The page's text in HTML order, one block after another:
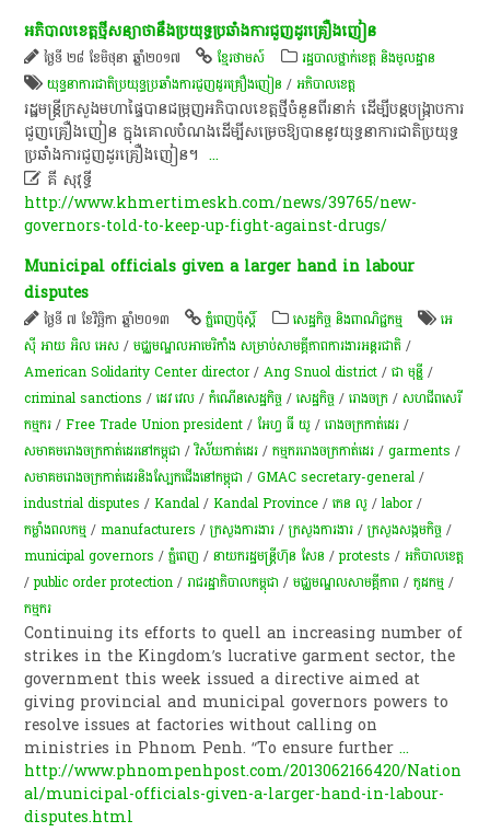
អភិបាលខេត្ត​ថ្មី​សន្យា​ថា​នឹង​ប្រយុទ្ធ​ប្រឆាំង​ការ​ជួញដូរ​គ្រឿងញៀន​
ថ្ងៃទី ២៨ ខែមិថុនា ឆ្នាំ២០១៧ ខ្មែរថាមស៍
រដ្ឋបាលថ្នាក់ខេត្ត និងមូលដ្ឋាន
យុទ្ធនាការ​ជាតិ​ប្រយុទ្ធ​ប្រឆាំង​ការ​ជួញដូរ​គ្រឿងញៀន​ /អភិបាលខេត្ត​
​រដ្ឋមន្ត្រី​ក្រសួងមហាផ្ទៃ​បាន​ជម្រុញ​អភិបាលខេត្ត​ថ្មី​ចំនួន​ពីរ​នាក់​ ដើម្បី​បន្ត​បង្ក្រាប​ការ​
ជួញ​គ្រឿងញៀន​ ក្នុង​គោលបំណង​ដើម្បី​សម្រេច​ឱ្យ​បាន​នូវ​យុទ្ធនាការ​ជាតិ​ប្រយុទ្ធ​
ប្រឆាំង​ការ​ជួញដូរ​គ្រឿងញៀន​។​ ​...
 គី សុវុទ្ធី
http://www.khmertimeskh.com/news/39765/new-
governors-told-to-keep-up-fight-against-drugs/
Municipal officials given a larger hand in labour
disputes
ថ្ងៃទី ៧ ខែវិច្ឆិកា ឆ្នាំ២០១៣ ភ្នំពេញប៉ុស្តិ៍ សេដ្ឋកិច្ច និងពាណិជ្ជកម្ម
អេ
ស៊ី អាយ អិល អេស /មជ្ឈមណ្ឌល​អាមេរិកាំង សម្រាប់​សាមគ្គីភាព​ការងារ​អន្តរជាតិ/
American Solidarity Center director/Ang Snuol district /ជា​ មុន្នី /
criminal sanctions /ដេវ វេល /កំណើន​សេដ្ឋកិច្ច /សេដ្ឋកិច្ច /រោងចក្រ /សហជីពសេរី
កម្មករ /Free Trade Union president /អែហ្វ ធី យូ /រោងចក្រកាត់ដេរ /
សមាគមរោងចក្រកាត់ដេរនៅកម្ពុជា /វិស័យ​កាត់ដេរ​ /កម្មករ​រោងចក្រ​កាត់ដេរ​ /garments /
សមាគមរោងចក្រកាត់ដេរនិងស្បែកជើងនៅកម្ពុជា /GMAC secretary-general /
industrial disputes /Kandal /Kandal Province /កេន លូ /labor/
កម្លាំងពលកម្ម /manufacturers /ក្រសួងការងារ /ក្រសួងការងារ /ក្រសួងសង្កមកិច្ច /
municipal governors /ភ្នំពេញ /នាយករដ្ឋមន្ត្រីហ៊ុន សែន /protests /អភិបាលខេត្ត​
/public order protection /រាជរដ្ឋាភិបាលកម្ពុជា /មជ្ឈ​មណ្ឌល​​សាម​​គ្គីភា​ព /កូដកម្ម /
ក​ម្មករ​
Continuing its efforts to quell an increasing number of
strikes in the Kingdom’s lucrative garment sector, the
government this week issued a directive aimed at
giving provincial and municipal governors powers to
resolve issues at factories without calling on
ministries in Phnom Penh. “To ensure further...
http://www.phnompenhpost.com/2013062166420/Nation
al/municipal-officials-given-a-larger-hand-in-labour-
disputes.html